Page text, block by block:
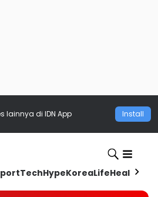
lainnya di IDN App Install
TechHypeKoreaLifeHealth